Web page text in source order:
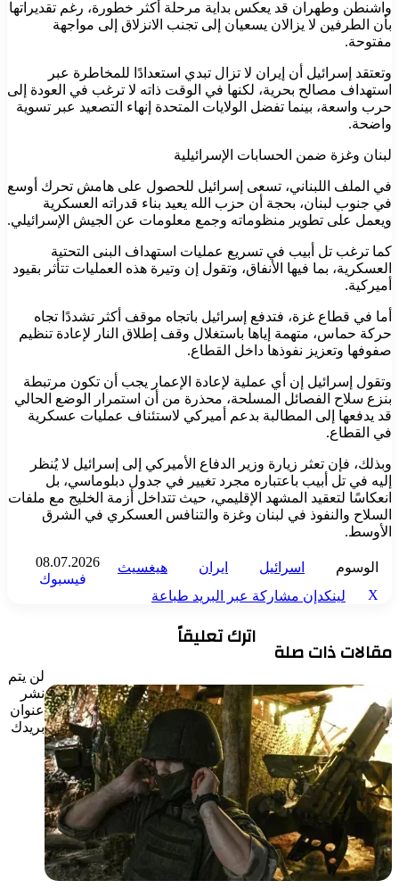
واشنطن وطهران قد يعكس بداية مرحلة أكثر خطورة، رغم تقديراتها
بأن الطرفين لا يزالان يسعيان إلى تجنب الانزلاق إلى مواجهة
مفتوحة.
وتعتقد إسرائيل أن إيران لا تزال تبدي استعدادًا للمخاطرة عبر
استهداف مصالح بحرية، لكنها في الوقت ذاته لا ترغب في العودة إلى
حرب واسعة، بينما تفضل الولايات المتحدة إنهاء التصعيد عبر تسوية
واضحة.
لبنان وغزة ضمن الحسابات الإسرائيلية
في الملف اللبناني، تسعى إسرائيل للحصول على هامش تحرك أوسع
في جنوب لبنان، بحجة أن حزب الله يعيد بناء قدراته العسكرية
ويعمل على تطوير منظوماته وجمع معلومات عن الجيش الإسرائيلي.
كما ترغب تل أبيب في تسريع عمليات استهداف البنى التحتية
العسكرية، بما فيها الأنفاق، وتقول إن وتيرة هذه العمليات تتأثر بقيود
أميركية.
أما في قطاع غزة، فتدفع إسرائيل باتجاه موقف أكثر تشددًا تجاه
حركة حماس، متهمة إياها باستغلال وقف إطلاق النار لإعادة تنظيم
صفوفها وتعزيز نفوذها داخل القطاع.
وتقول إسرائيل إن أي عملية لإعادة الإعمار يجب أن تكون مرتبطة
بنزع سلاح الفصائل المسلحة، محذرة من أن استمرار الوضع الحالي
قد يدفعها إلى المطالبة بدعم أميركي لاستئناف عمليات عسكرية
في القطاع.
وبذلك، فإن تعثر زيارة وزير الدفاع الأميركي إلى إسرائيل لا يُنظر
إليه في تل أبيب باعتباره مجرد تغيير في جدول دبلوماسي، بل
انعكاسًا لتعقيد المشهد الإقليمي، حيث تتداخل أزمة الخليج مع ملفات
السلاح والنفوذ في لبنان وغزة والتنافس العسكري في الشرق
الأوسط.
الوسوم اسرائيل ايران هيغسيث
08.07.2026
فيسبوك
‫X
لينكدإن مشاركة عبر البريد طباعة
مقالات ذات صلة
اترك تعليقاً
لن يتم
نشر
عنوان
بريدك